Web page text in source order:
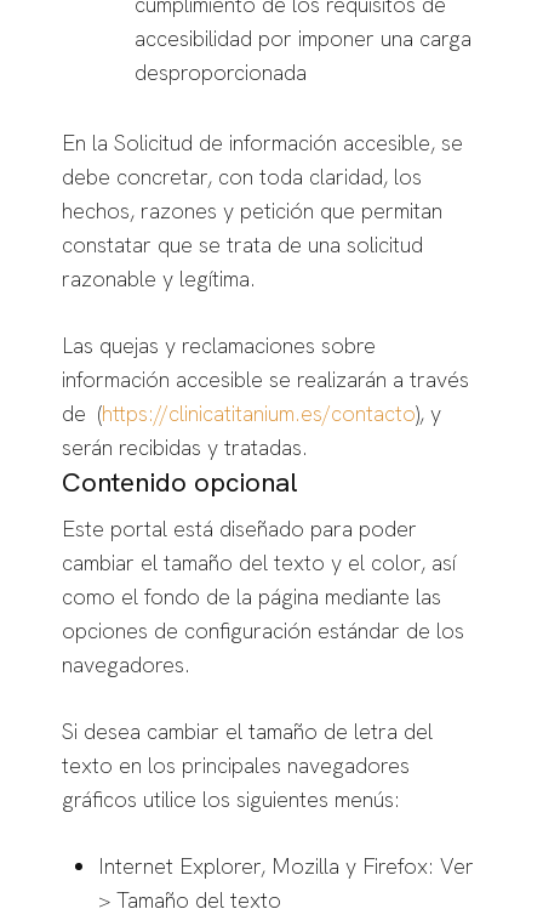
accesibilidad por imponer una carga
desproporcionada
En la Solicitud de información accesible, se
debe concretar, con toda claridad, los
hechos, razones y petición que permitan
constatar que se trata de una solicitud
razonable y legítima.
Las quejas y reclamaciones sobre
información accesible se realizarán a través
de (https://clinicatitanium.es/contacto), y
serán recibidas y tratadas.
Contenido opcional
Este portal está diseñado para poder
cambiar el tamaño del texto y el color, así
como el fondo de la página mediante las
opciones de configuración estándar de los
navegadores.
Si desea cambiar el tamaño de letra del
texto en los principales navegadores
gráficos utilice los siguientes menús:
Internet Explorer, Mozilla y Firefox: Ver
> Tamaño del texto